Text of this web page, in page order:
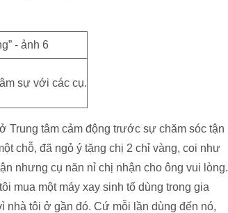
sự với các cụ.
Trung tâm cảm động trước sự chăm sóc tận
chỗ, đã ngỏ ý tặng chị 2 chỉ vàng, coi như
nhưng cụ năn nỉ chị nhận cho ông vui lòng.
mua một máy xay sinh tố dùng trong gia
nhà tôi ở gần đó. Cứ mỗi lần dùng đến nó,